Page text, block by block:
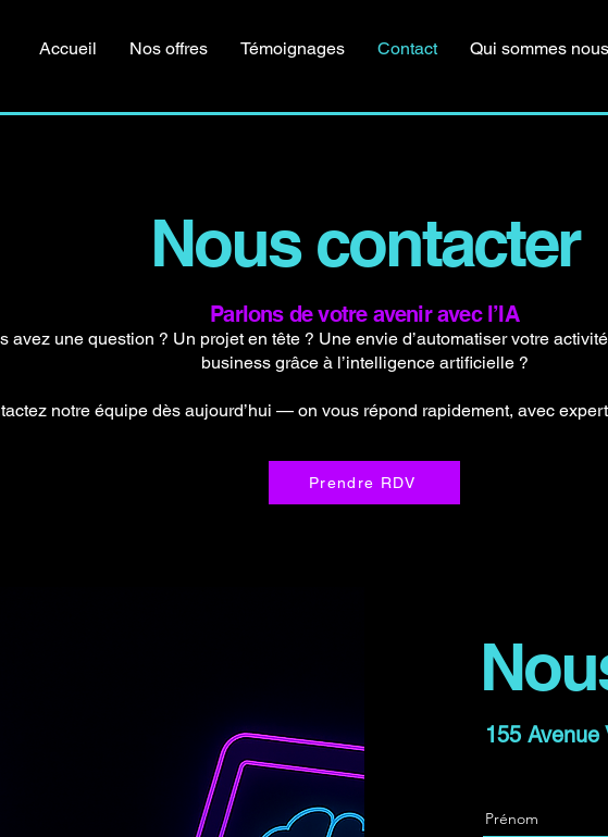
Accueil Nos offres Témoignages Contact Qui sommes
Nous contacter
Parlons de votre avenir avec l’IA
avez une question ? Un projet en tête ? Une envie d’automatiser votre
business grâce à l’intelligence artificielle ?
notre équipe dès aujourd’hui — on vous répond rapidement, avec
Prendre RDV
155
Prénom